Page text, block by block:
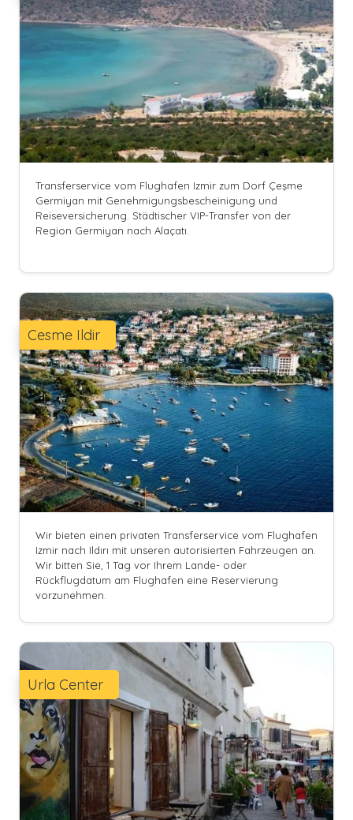
Transferservice vom Flughafen Izmir zum Dorf Çeşme
Germiyan mit Genehmigungsbescheinigung und
Reiseversicherung. Städtischer VIP-Transfer von der
Region Germiyan nach Alaçatı.
Wir bieten einen privaten Transferservice vom Flughafen
Izmir nach Ildırı mit unseren autorisierten Fahrzeugen an.
Wir bitten Sie, 1 Tag vor Ihrem Lande- oder
Rückflugdatum am Flughafen eine Reservierung
vorzunehmen.
Cesme Ildir
Urla Center